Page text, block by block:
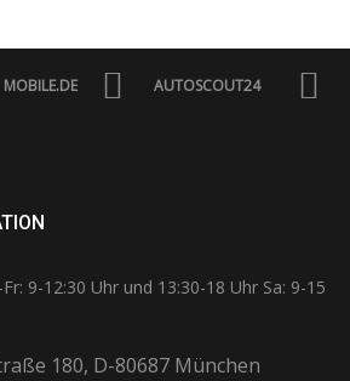
MOBILE.DE AUTOSCOUT24
9-12:30 Uhr und 13:30-18 Uhr Sa: 9-15
180, D-80687 München